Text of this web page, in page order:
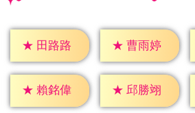
★ 田路路 ★ 曹雨婷
★ 賴銘偉 ★ 邱勝翊